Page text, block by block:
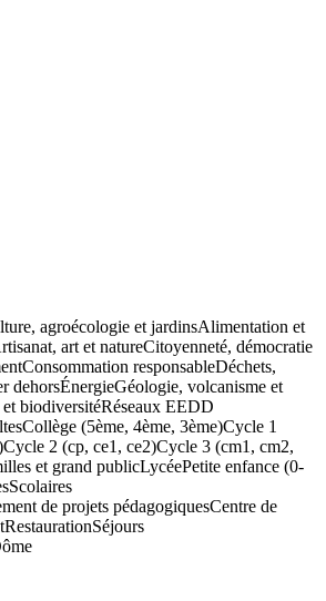
agroécologie et jardinsAlimentation et
art et natureCitoyenneté, démocratie
Consommation responsableDéchets,
dehorsÉnergieGéologie, volcanisme et
biodiversitéRéseaux EEDD
Collège (5ème, 4ème, 3ème)Cycle 1
Cycle 2 (cp, ce1, ce2)Cycle 3 (cm1, cm2,
et grand publicLycéePetite enfance (0-
Scolaires
de projets pédagogiquesCentre de
RestaurationSéjours